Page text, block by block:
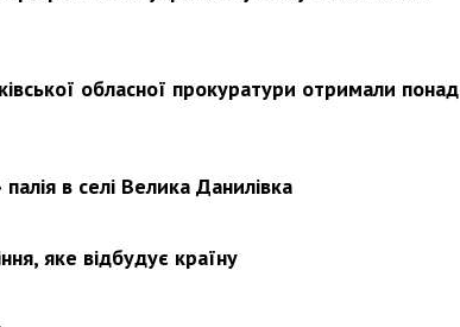
обласної прокуратури отримали понад
в селі Велика Данилівка
яке відбудує країну